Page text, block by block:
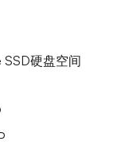
SSD硬盘空间